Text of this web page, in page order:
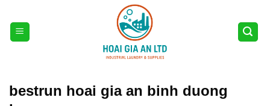
content
bestrun hoai gia an binh duong